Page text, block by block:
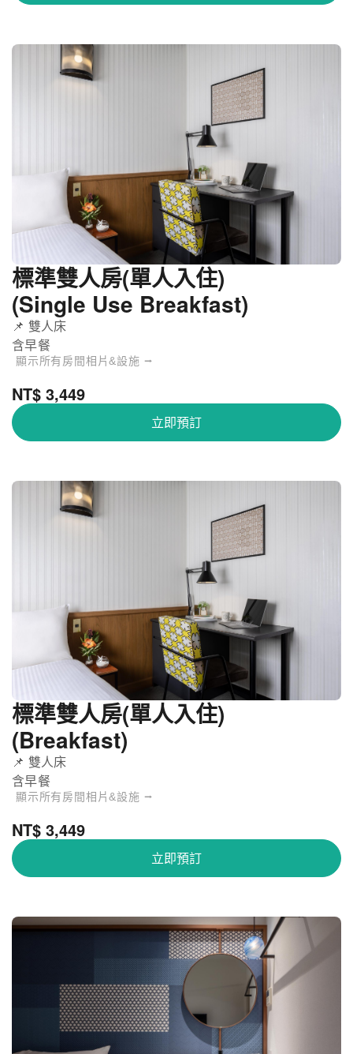
標準雙人房(單人入住)
(Single Use Breakfast)
📌 雙人床
含早餐
顯示所有房間相片&設施 ⭢
NT$ 3,449
立即預訂
標準雙人房(單人入住)
(Breakfast)
📌 雙人床
含早餐
顯示所有房間相片&設施 ⭢
NT$ 3,449
立即預訂